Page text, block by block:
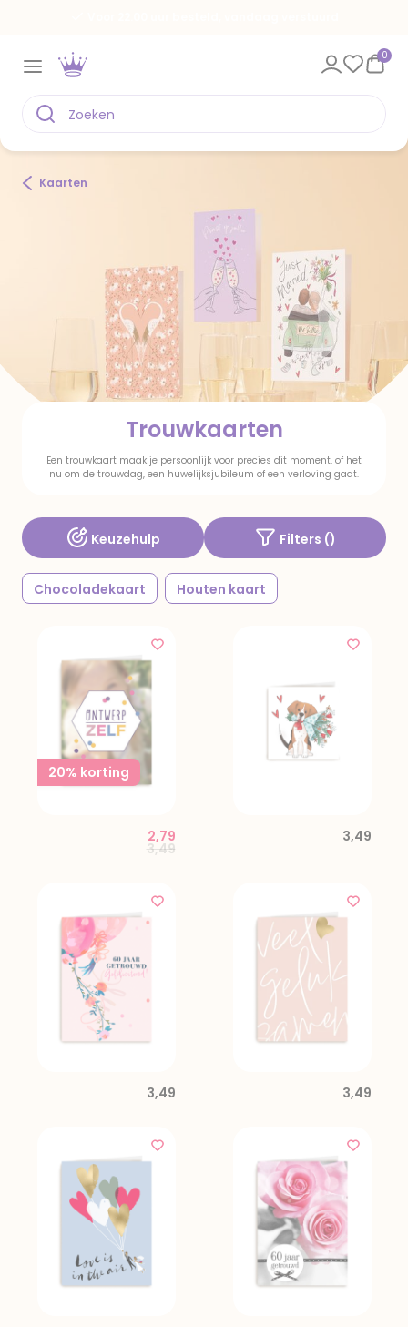
0
Kaarten
Trouwkaarten
Een trouwkaart maak je persoonlijk voor precies dit moment, of het
nu om de trouwdag, een huwelijksjubileum of een verloving gaat.
Keuzehulp Filters ()
Chocoladekaart Houten kaart
20% korting
Price reduced from
3,49to
2,79 3,49
3,49 3,49